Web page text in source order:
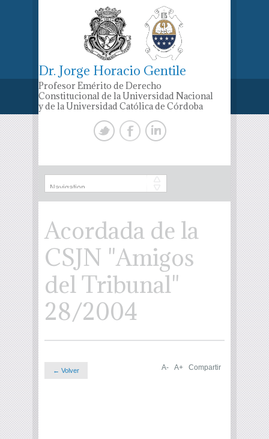
Dr. Jorge Horacio Gentile
Profesor Emérito de Derecho
Constitucional de la Universidad Nacional
y de la Universidad Católica de Córdoba
Acordada de la
CSJN "Amigos
del Tribunal"
28/2004
← Volver A- A+ Compartir